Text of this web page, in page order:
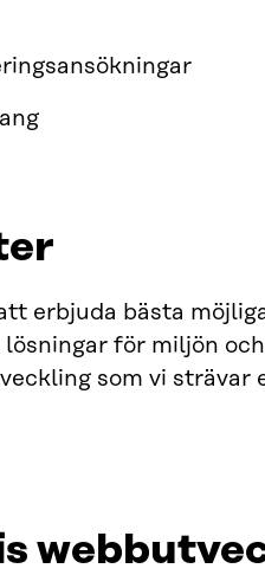
erbjuda bästa
för miljön
som vi strävar